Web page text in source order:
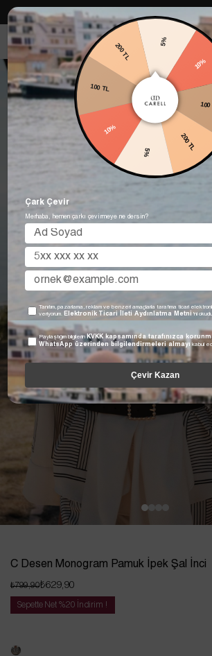
Carell in Roma Koleksiyonu Şimdi
C Desen Monogram Pamuk İpek Şal İnci
₺799,90₺629,90
Sepette Net %20 İndirim !
Tükendi
5%
10%
100
200 TL
5%
10%
100 TL
200 TL
Çark Çevir
Merhaba, hemen çarkı çevirmeye ne dersin?
Tanıtım, pazarlama, reklam ve benzeri amaçlarla tarafıma ticari
veriyorum. Elektronik Ticari İleti Aydınlatma Metni 'ni
Paylaştığım bilgilerin KVKK kapsamında tarafınızca
WhatsApp üzerinden bilgilendirmeleri almayı
kabul
Çevir Kazan